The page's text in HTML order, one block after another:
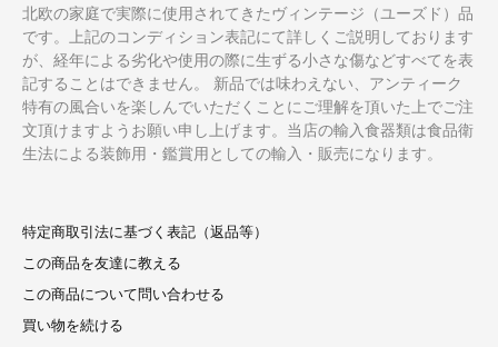
北欧の家庭で実際に使用されてきたヴィンテージ（ユーズド）品
です。上記のコンディション表記にて詳しくご説明しております
が、経年による劣化や使用の際に生ずる小さな傷などすべてを表
記することはできません。 新品では味わえない、アンティーク
特有の風合いを楽しんでいただくことにご理解を頂いた上でご注
文頂けますようお願い申し上げます。当店の輸入食器類は食品衛
生法による装飾用・鑑賞用としての輸入・販売になります。
特定商取引法に基づく表記（返品等）
この商品を友達に教える
この商品について問い合わせる
買い物を続ける